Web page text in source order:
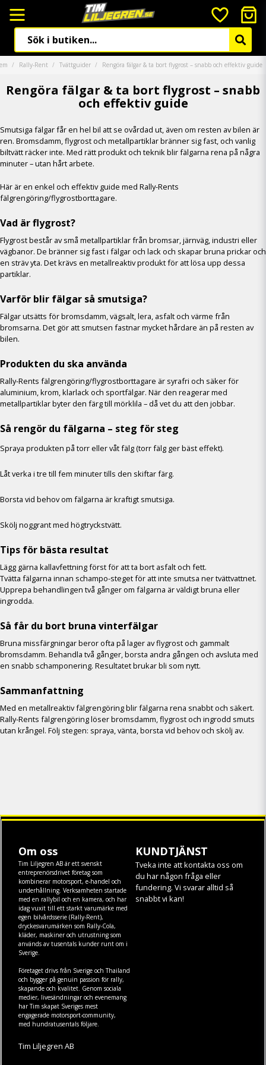
Rally-Rent Tvättguider Rengöra fälgar & ta bort flygrost – snabb och effektiv guide
Rengöra fälgar & ta bort flygrost – snabb
och effektiv guide
Smutsiga fälgar får en hel bil att se ovårdad ut, även om resten av bilen är
ren. Bromsdamm, flygrost och metallpartiklar bränner sig fast, och vanlig
biltvätt räcker inte. Med rätt produkt och teknik blir fälgarna rena på några
minuter – utan hårt arbete.
Här är en enkel och effektiv guide med Rally-Rents
fälgrengöring/flygrostborttagare.
Vad är flygrost?
Flygrost består av små metallpartiklar från bromsar, järnväg, industri eller
vägbanor. De bränner sig fast i fälgar och lack och skapar bruna prickar och
en sträv yta. Det krävs en metallreaktiv produkt för att lösa upp dessa
partiklar.
Varför blir fälgar så smutsiga?
Fälgar utsätts för bromsdamm, vägsalt, lera, asfalt och värme från
bromsarna. Det gör att smutsen fastnar mycket hårdare än på resten av
bilen.
Produkten du ska använda
Rally-Rents fälgrengöring/flygrostborttagare är syrafri och säker för
aluminium, krom, klarlack och sportfälgar. När den reagerar med
metallpartiklar byter den färg till mörklila – då vet du att den jobbar.
Så rengör du fälgarna – steg för steg
Spraya produkten på torr eller våt fälg (torr fälg ger bäst effekt).
Låt verka i tre till fem minuter tills den skiftar färg.
Borsta vid behov om fälgarna är kraftigt smutsiga.
Skölj noggrant med högtryckstvätt.
Tips för bästa resultat
Lägg gärna kallavfettning först för att ta bort asfalt och fett.
Tvätta fälgarna innan schampo-steget för att inte smutsa ner tvättvattnet.
Upprepa behandlingen två gånger om fälgarna är väldigt bruna eller
ingrodda.
Så får du bort bruna vinterfälgar
Bruna missfärgningar beror ofta på lager av flygrost och gammalt
bromsdamm. Behandla två gånger, borsta andra gången och avsluta med
en snabb schamponering. Resultatet brukar bli som nytt.
Sammanfattning
Med en metallreaktiv fälgrengöring blir fälgarna rena snabbt och säkert.
Rally-Rents fälgrengöring löser bromsdamm, flygrost och ingrodd smuts
utan krångel. Följ stegen: spraya, vänta, borsta vid behov och skölj av.
Om oss
Tim Liljegren AB är ett svenskt
entreprenörsdrivet företag som
kombinerar motorsport, e-handel och
underhållning. Verksamheten startade
med en rallybil och en kamera, och har
idag vuxit till ett starkt varumärke med
egen bilvårdsserie (Rally-Rent),
dryckesvarumärken som Rally-Cola,
kläder, maskineroch utrustning som
används av tusentals kunder runt om i
Sverige.
Företaget drivs från Sverige och Thailand
och bygger på genuin passion för rally,
skapande och kvalitet. Genom sociala
medier, livesändningar och evenemang
har Tim skapat Sveriges mest
engagerade motorsport-community,
med hundratusentals följare.
Tim Liljegren AB
KUNDTJÄNST
Tveka inte att kontakta oss om
du har någon fråga eller
fundering. Vi svarar alltid så
snabbt vi kan!